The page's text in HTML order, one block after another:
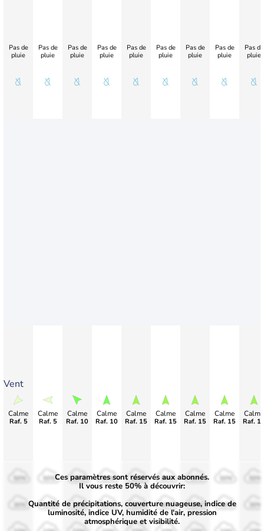
Vent
Pas de
pluie
Calme
Raf. 5
Pas de
pluie
Calme
Raf. 5
Pas de
pluie
Calme
Raf. 10
Pas de
pluie
Calme
Raf. 10
Pas de
pluie
Calme
Raf. 15
Pas de
pluie
Calme
Raf. 15
Pas de
pluie
Calme
Raf. 15
Pas de
pluie
Calme
Raf. 15
Pas de
pluie
Calme
Raf.
50%
30%
50%
30%
50%
30%
50%
30%
50%
30%
50%
30%
50%
30%
Ces paramètres sont réservés aux abonnés.
Il vous reste 50% à découvrir:
Quantité de précipitations, couverture nuageuse, indice de
luminosité, indice UV, humidité de l'air, pression
atmosphérique et visibilité.